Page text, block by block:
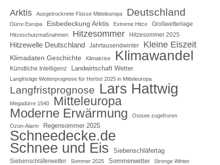
Arktis Ausgetrocknete Flüsse Mitteleuropa Deutschland
Dürre Europa Eisbedeckung Arktis Extreme Hitze Großwetterlage
Hitzeschutzmaßnahmen Hitzesommer Hitzesommer 2025
Hitzewelle Deutschland Jahrtausendwinter Kleine Eiszeit
Klimadaten Geschichte Klimakrise Klimawandel
Künstliche Intelligenz Landwirtschaft Wetter
Langfristige Wetterprognose für Herbst 2025 in Mitteleuropa
Langfristprognose Lars Hattwig
Megadürre 1540 Mitteleuropa
Moderne Erwärmung
Ostsee zugefroren
Ozon-Alarm
Regensommer 2025
Schneedecke.de
Schnee und Eis Siebenschläfertag
Siebenschläferwetter Sommer 2025 Sommerwetter Strenge Winter